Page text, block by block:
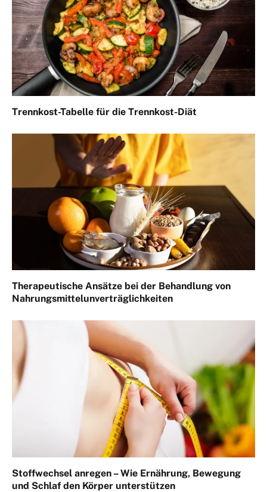
Trennkost-Tabelle für die Trennkost-Diät
Therapeutische Ansätze bei der Behandlung von
Nahrungsmittelunverträglichkeiten
Stoffwechsel anregen – Wie Ernährung, Bewegung
und Schlaf den Körper unterstützen